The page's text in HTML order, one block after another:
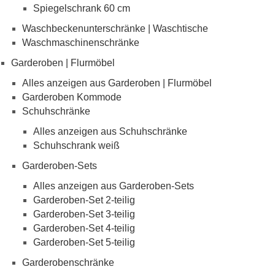
Spiegelschrank 60 cm
Waschbeckenunterschränke | Waschtische
Waschmaschinenschränke
Garderoben | Flurmöbel
Alles anzeigen aus Garderoben | Flurmöbel
Garderoben Kommode
Schuhschränke
Alles anzeigen aus Schuhschränke
Schuhschrank weiß
Garderoben-Sets
Alles anzeigen aus Garderoben-Sets
Garderoben-Set 2-teilig
Garderoben-Set 3-teilig
Garderoben-Set 4-teilig
Garderoben-Set 5-teilig
Garderobenschränke